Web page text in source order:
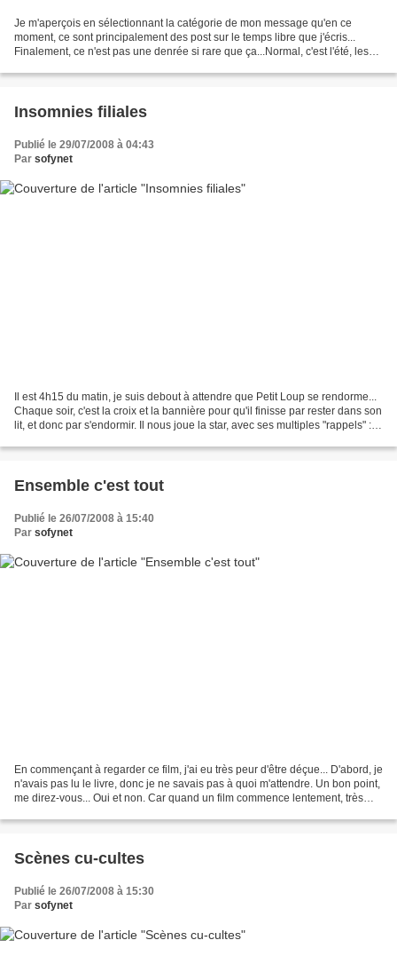
Je m'aperçois en sélectionnant la catégorie de mon message qu'en ce
moment, ce sont principalement des post sur le temps libre que j'écris...
Finalement, ce n'est pas une denrée si rare que ça...Normal, c'est l'été, les
Insomnies filiales
Publié le 29/07/2008 à 04:43
Par sofynet
Il est 4h15 du matin, je suis debout à attendre que Petit Loup se rendorme...
Chaque soir, c'est la croix et la bannière pour qu'il finisse par rester dans son
lit, et donc par s'endormir. Il nous joue la star, avec ses multiples "rappels" :
Ensemble c'est tout
Publié le 26/07/2008 à 15:40
Par sofynet
En commençant à regarder ce film, j'ai eu très peur d'être déçue... D'abord, je
n'avais pas lu le livre, donc je ne savais pas à quoi m'attendre. Un bon point,
me direz-vous... Oui et non. Car quand un film commence lentement, très
Scènes cu-cultes
Publié le 26/07/2008 à 15:30
Par sofynet